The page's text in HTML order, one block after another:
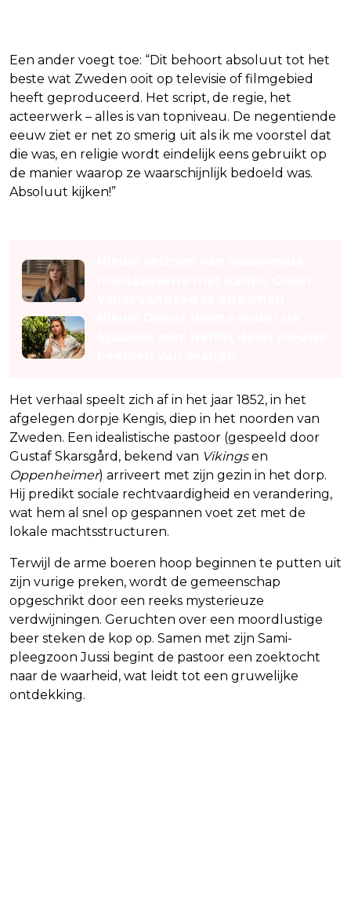
Een ander voegt toe: “Dit behoort absoluut tot het
beste wat Zweden ooit op televisie of filmgebied
heeft geproduceerd. Het script, de regie, het
acteerwerk – alles is van topniveau. De negentiende
eeuw ziet er net zo smerig uit als ik me voorstel dat
die was, en religie wordt eindelijk eens gebruikt op
de manier waarop ze waarschijnlijk bedoeld was.
Absoluut kijken!”
Het verhaal speelt zich af in het jaar 1852, in het
afgelegen dorpje Kengis, diep in het noorden van
Zweden. Een idealistische pastoor (gespeeld door
Gustaf Skarsgård, bekend van Vikingsen
Oppenheimer) arriveert met zijn gezin in het dorp.
Hij predikt sociale rechtvaardigheid en verandering,
wat hem al snel op gespannen voet zet met de
lokale machtsstructuren.
Terwijl de arme boeren hoop beginnen te putten uit
zijn vurige preken, wordt de gemeenschap
opgeschrikt door een reeks mysterieuze
verdwijningen. Geruchten over een moordlustige
beer steken de kop op. Samen met zijn Sami-
pleegzoon Jussi begint de pastoor een zoektocht
naar de waarheid, wat leidt tot een gruwelijke
ontdekking.